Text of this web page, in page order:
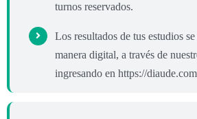
turnos reservados.
Los resultados de tus estudios
manera digital, a través de
ingresando en https://